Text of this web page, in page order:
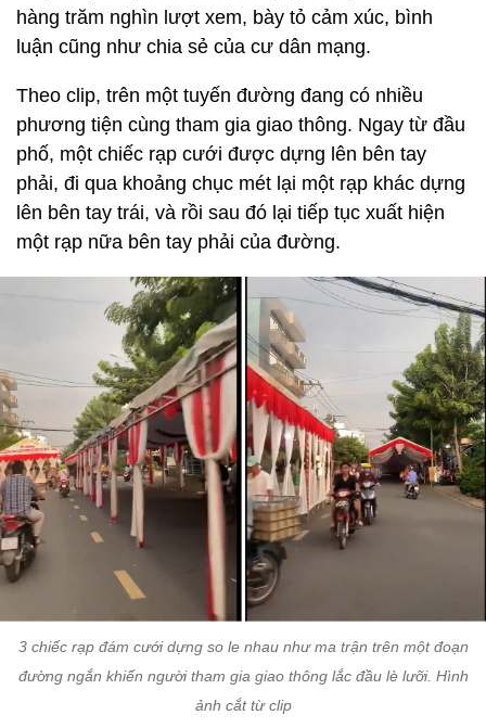
hàng trăm nghìn lượt xem, bày tỏ cảm xúc, bình
luận cũng như chia sẻ của cư dân mạng.
Theo clip, trên một tuyến đường đang có nhiều
phương tiện cùng tham gia giao thông. Ngay từ đầu
phố, một chiếc rạp cưới được dựng lên bên tay
phải, đi qua khoảng chục mét lại một rạp khác dựng
lên bên tay trái, và rồi sau đó lại tiếp tục xuất hiện
một rạp nữa bên tay phải của đường.
3 chiếc rạp đám cưới dựng so le nhau như ma trận trên một đoạn
đường ngắn khiến người tham gia giao thông lắc đầu lè lưỡi. Hình
ảnh cắt từ clip